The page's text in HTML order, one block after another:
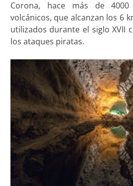
Corona, hace más de
volcánicos, que alcanzan los 6
utilizados durante el siglo XVII
los ataques piratas.